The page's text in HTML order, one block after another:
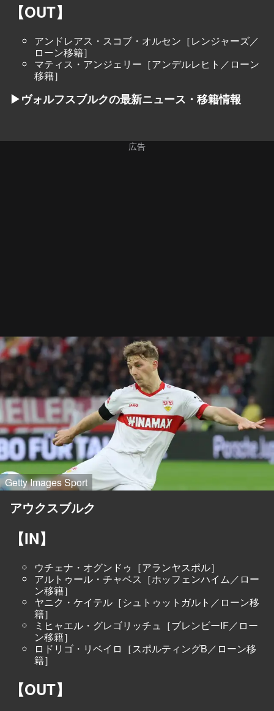
【OUT】
アンドレアス・スコブ・オルセン［レンジャーズ／
ローン移籍］
マティス・アンジェリー［アンデルレヒト／ローン
移籍］
▶ヴォルフスブルクの最新ニュース・移籍情報
Getty Images Sport
アウクスブルク
【IN】
ウチェナ・オグンドゥ［アランヤスポル］
アルトゥール・チャベス［ホッフェンハイム／ロー
ン移籍］
ヤニク・ケイテル［シュトゥットガルト／ローン移
籍］
ミヒャエル・グレゴリッチュ［ブレンビーIF／ロー
ン移籍］
ロドリゴ・リベイロ［スポルティングB／ローン移
籍］
【OUT】